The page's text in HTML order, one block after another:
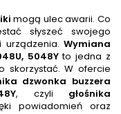
i mogą ulec awarii. Co
słyszeć swojego
urządzenia. Wymiana
5048Yto jedna z
skorzystać. W ofercie
dzwonka buzzera
, czyli głośnika
powiadomień oraz